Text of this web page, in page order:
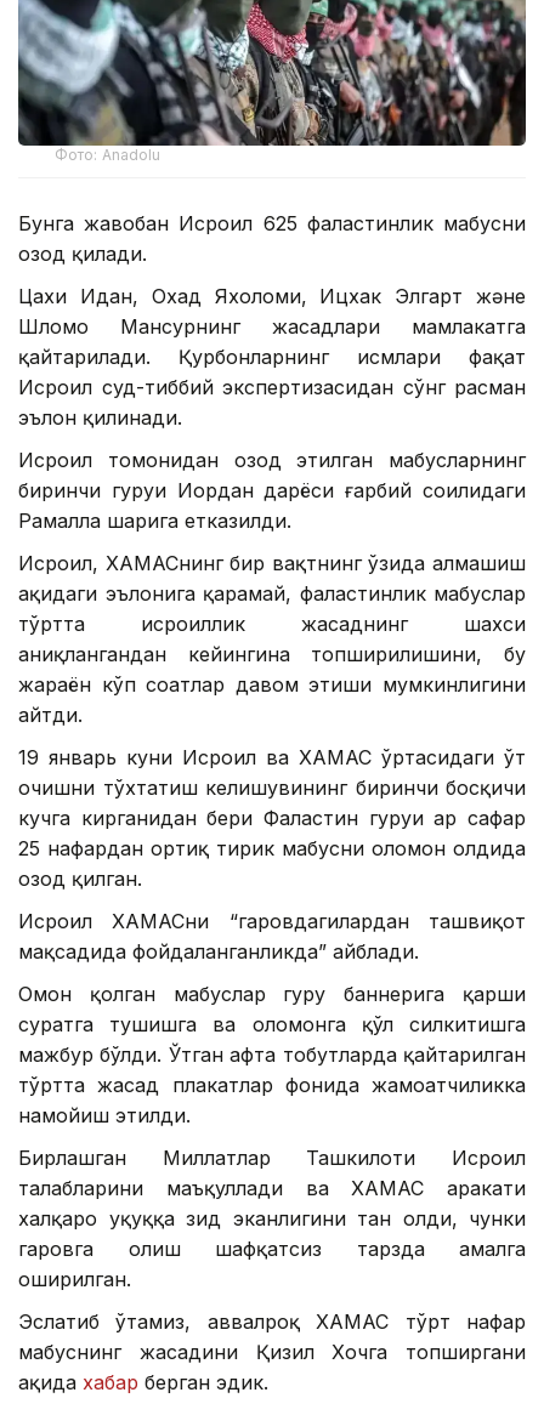
Фото: Anadolu
Бунга жавобан Исроил 625 фаластинлик маҳбусни
озод қилади.
Цахи Идан, Охад Яхоломи, Ицхак Элгарт және
Шломо Мансурнинг жасадлари мамлакатга
қайтарилади. Қурбонларнинг исмлари фақат
Исроил суд-тиббий экспертизасидан сўнг расман
эълон қилинади.
Исроил томонидан озод этилган маҳбусларнинг
биринчи гуруҳи Иордан дарёси ғарбий соҳилидаги
Рамаллаҳ шаҳрига етказилди.
Исроил, ХАМАСнинг бир вақтнинг ўзида алмашиш
ҳақидаги эълонига қарамай, фаластинлик маҳбуслар
тўртта исроиллик жасаднинг шахси
аниқлангандан кейингина топширилишини, бу
жараён кўп соатлар давом этиши мумкинлигини
айтди.
19 январь куни Исроил ва ХАМАС ўртасидаги ўт
очишни тўхтатиш келишувининг биринчи босқичи
кучга кирганидан бери Фаластин гуруҳи ҳар сафар
25 нафардан ортиқ тирик маҳбусни оломон олдида
озод қилган.
Исроил ХАМАСни “гаровдагилардан ташвиқот
мақсадида фойдаланганликда” айблади.
Омон қолган маҳбуслар гуруҳ баннерига қарши
суратга тушишга ва оломонга қўл силкитишга
мажбур бўлди. Ўтган ҳафта тобутларда қайтарилган
тўртта жасад плакатлар фонида жамоатчиликка
намойиш этилди.
Бирлашган Миллатлар Ташкилоти Исроил
талабларини маъқуллади ва ХАМАС ҳаракати
халқаро ҳуқуққа зид эканлигини тан олди, чунки
гаровга олиш шафқатсиз тарзда амалга
оширилган.
Эслатиб ўтамиз, аввалроқ ХАМАС тўрт нафар
маҳбуснинг жасадини Қизил Хочга топширгани
ҳақида хабар берган эдик.